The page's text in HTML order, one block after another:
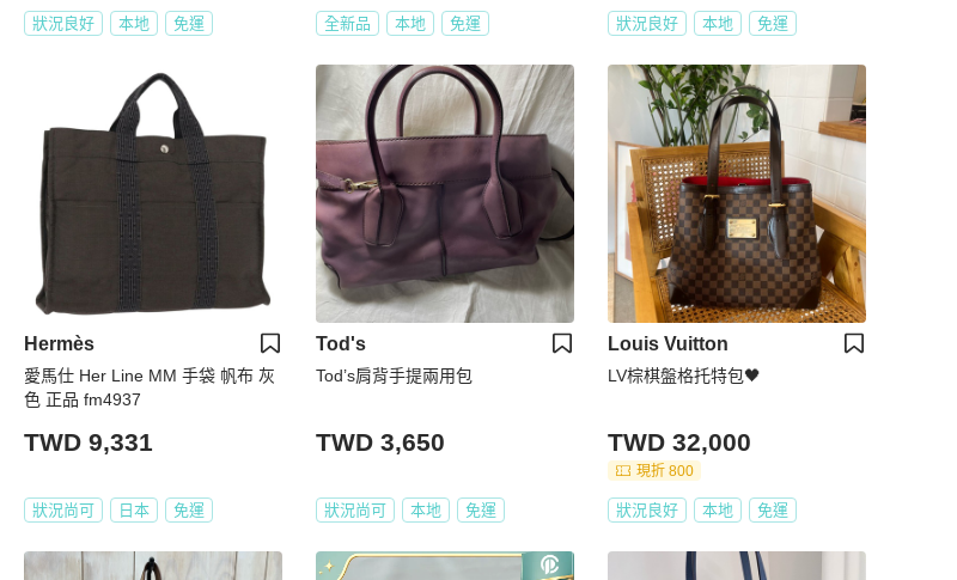
狀況良好 本地 免運 全新品 本地 免運 狀況良好 本地 免運
Hermès
愛馬仕 Her Line MM 手袋 帆布 灰
色 正品 fm4937
TWD 9,331
狀況尚可 日本 免運
Tod's
Tod’s肩背手提兩用包
TWD 3,650
狀況尚可 本地 免運
Louis Vuitton
LV棕棋盤格托特包🖤
TWD 32,000
現折 800
狀況良好 本地 免運